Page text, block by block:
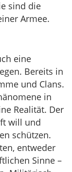
sind die
Armee.
eine
Bereits in
und Clans.
in
Realität. Der
will und
schützen.
entweder
Sinne –